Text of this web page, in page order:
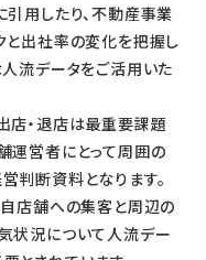
引用したり、不動産事業
と出社率の変化を把握し
人流データをご活用いた
店・退店は最重要課題
運営者にとって周囲の
判断資料となります。
店舗への集客と周辺の
状況について人流デー